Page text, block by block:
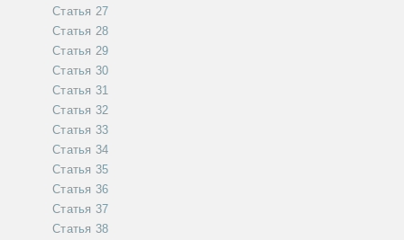
Статья 27
Статья 28
Статья 29
Статья 30
Статья 31
Статья 32
Статья 33
Статья 34
Статья 35
Статья 36
Статья 37
Статья 38